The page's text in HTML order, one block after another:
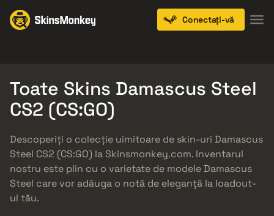
Conectați-vă
Toate Skins Damascus Steel
CS2 (CS:GO)
Descoperiți o colecție uimitoare de skin-uri Damascus
Steel CS2 (CS:GO) la Skinsmonkey.com. Inventarul
nostru este plin cu o varietate de modele Damascus
Steel care vor adăuga o notă de eleganță la loadout-
ul tău.